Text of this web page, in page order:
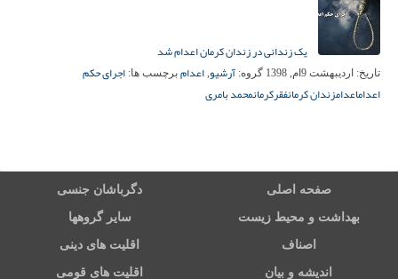
یک زندانی در زندان کرمان اعدام شد
تاریخ: اردیبهشت 9ام, 1398 گروه: آرشیو, اعدام برچسب ها: اجرای حکم
اعداماعدامزندان کرمانفقرکرمانمحمد بامری
صفحه اصلی دگرباشان جنسی
بهداشت و محیط زیست سایر گروهها
اصناف اقلیت های دینی
اندیشه و بیان اقلیت های قومی